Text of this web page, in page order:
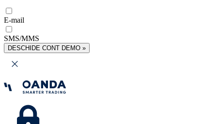
E-mail
SMS/MMS
DESCHIDE CONT DEMO »